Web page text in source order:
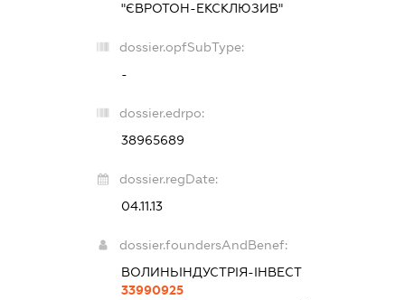
"ЄВРОТОН-ЕКСКЛЮЗИВ"
dossier.opfSubType:
-
dossier.edrpo:
38965689
dossier.regDate:
04.11.13
dossier.foundersAndBenef:
ВОЛИНЬІНДУСТРІЯ-ІНВЕСТ
33990925